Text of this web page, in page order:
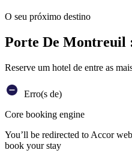
O seu próximo destino
Porte De Montreuil
Reserve um hotel de entre as
Erro(s de)
Core booking engine
You’ll be redirected to Accor
book your stay